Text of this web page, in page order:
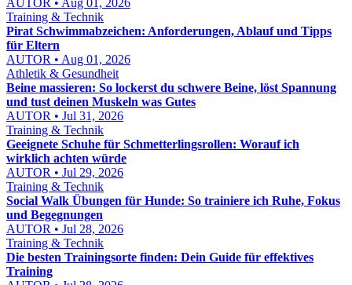
AUTOR • Aug 01, 2026
Training & Technik
Pirat Schwimmabzeichen: Anforderungen, Ablauf und Tipps
für Eltern
AUTOR • Aug 01, 2026
Athletik & Gesundheit
Beine massieren: So lockerst du schwere Beine, löst Spannung
und tust deinen Muskeln was Gutes
AUTOR • Jul 31, 2026
Training & Technik
Geeignete Schuhe für Schmetterlingsrollen: Worauf ich
wirklich achten würde
AUTOR • Jul 29, 2026
Training & Technik
Social Walk Übungen für Hunde: So trainiere ich Ruhe, Fokus
und Begegnungen
AUTOR • Jul 28, 2026
Training & Technik
Die besten Trainingsorte finden: Dein Guide für effektives
Training